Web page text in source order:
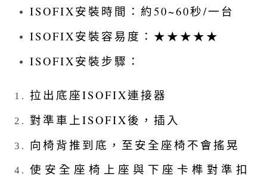
ISOFIX安裝時間：約50~60秒/一台
ISOFIX安裝容易度：★★★★★
ISOFIX安裝步驟：
拉出底座ISOFIX連接器
對準車上ISOFIX後，插入
向椅背推到底，至安全座椅不會搖晃
使安全座椅上座與下座卡榫對準扣